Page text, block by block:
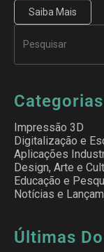
Saiba Mais
Categorias
Impressão 3D
Digitalização e
Aplicações
Design, Arte e
Educação e
Notícias e
Últimas